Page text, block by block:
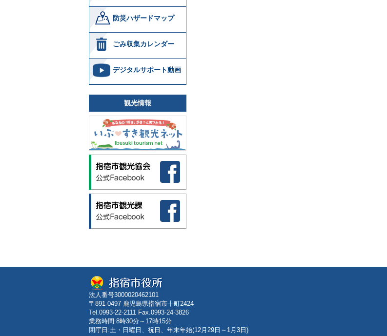
防災ハザードマップ
ごみ収集カレンダー
デジタルサポート動画
観光情報
法人番号3000020462101
〒891-0497 鹿児島県指宿市十町2424
Tel.0993-22-2111 Fax.0993-24-3826
業務時間:8時30分～17時15分
閉庁日:土・日曜日、祝日、年末年始(12月29日～1月3日)